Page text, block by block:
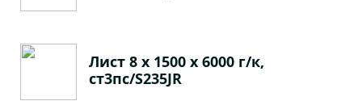
Лист 8 х 1500 х 6000 г/к,
ст3пс/S235JR